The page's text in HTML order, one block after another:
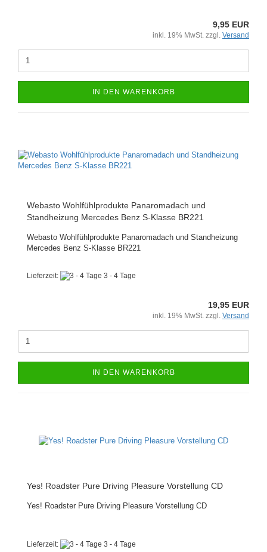
9,95 EUR
inkl. 19% MwSt. zzgl. Versand
IN DEN WARENKORB
Webasto Wohlfühlprodukte Panaromadach und
Standheizung Mercedes Benz S-Klasse BR221
Webasto Wohlfühlprodukte Panaromadach und Standheizung
Mercedes Benz S-Klasse BR221
Lieferzeit: 3 - 4 Tage
19,95 EUR
inkl. 19% MwSt. zzgl. Versand
IN DEN WARENKORB
Yes! Roadster Pure Driving Pleasure Vorstellung CD
Yes! Roadster Pure Driving Pleasure Vorstellung CD
Lieferzeit: 3 - 4 Tage